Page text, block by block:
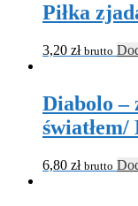
Piłka
3,20 zł brutto
Diabolo –
światłem/
6,80 zł brutto